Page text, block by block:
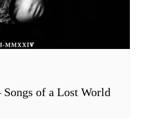
of a Lost World